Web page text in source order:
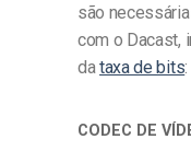
são
com o Dacast,
dataxa de bits:
CODEC DE